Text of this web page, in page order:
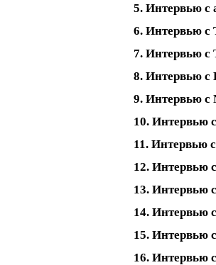
5. Интервью с
6. Интервью с
7. Интервью с
8. Интервью с
9. Интервью с
10. Интервью
11. Интервью
12. Интервью
13. Интервью
14. Интервью
15. Интервью
16. Интервью